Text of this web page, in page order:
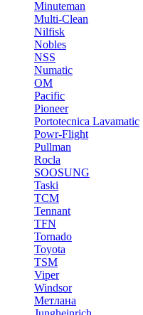
Minuteman
Multi-Clean
Nilfisk
Nobles
NSS
Numatic
OM
Pacific
Pioneer
Portotecnica Lavamatic
Powr-Flight
Pullman
Rocla
SOOSUNG
Taski
TCM
Tennant
TFN
Tornado
Toyota
TSM
Viper
Windsor
Метлана